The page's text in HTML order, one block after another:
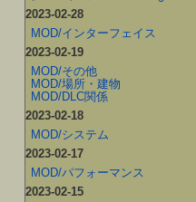
2023-02-28
MOD/インターフェイス
2023-02-19
MOD/その他
MOD/場所・建物
MOD/DLC関係
2023-02-18
MOD/システム
2023-02-17
MOD/パフォーマンス
2023-02-15